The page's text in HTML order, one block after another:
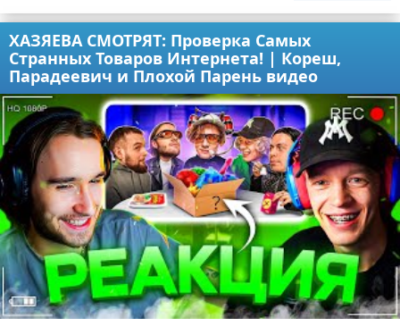
ХАЗЯЕВА СМОТРЯТ: Проверка Самых
Странных Товаров Интернета! | Кореш,
Парадеевич и Плохой Парень видео